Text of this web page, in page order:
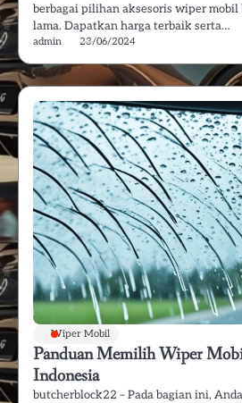
berbagai pilihan aksesoris wiper
lama. Dapatkan harga terbaik serta…
admin 23/06/2024
Wiper Mobil
Panduan Memilih Wiper
Indonesia
butcherblock22 – Pada bagian ini,